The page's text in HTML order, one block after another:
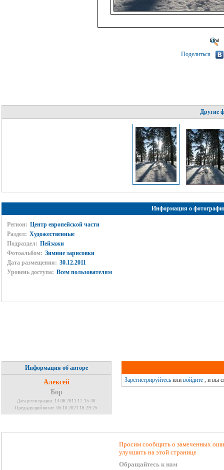
Поделиться
Другие
Информация о
Регион: Центр европейской части
Раздел: Художественные
Подраздел: Пейзажи
Фотоальбом: Зимние зарисовки
Дата размещения: 30.12.2011
Уровень доступа: Всем пользователям
Информация об авторе
Алексей
Бор
Дата регистрации: 14.06.2011 17:15:40
Предыдущий визит: 05.10.2021 16:29:25
Зарегистрируйтесьили войдите, и вы
Просим сообщить о замеченных
улучшить на этой странице
Обращайтесь к нам